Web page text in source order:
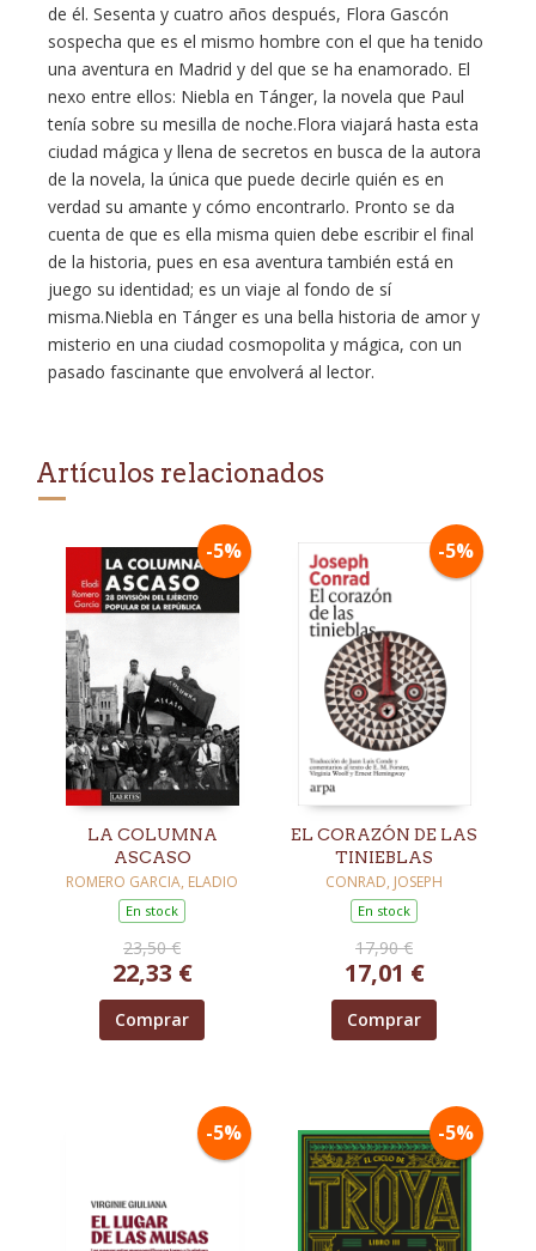
de él. Sesenta y cuatro años después, Flora Gascón
sospecha que es el mismo hombre con el que ha tenido
una aventura en Madrid y del que se ha enamorado. El
nexo entre ellos: Niebla en Tánger, la novela que Paul
tenía sobre su mesilla de noche.Flora viajará hasta esta
ciudad mágica y llena de secretos en busca de la autora
de la novela, la única que puede decirle quién es en
verdad su amante y cómo encontrarlo. Pronto se da
cuenta de que es ella misma quien debe escribir el final
de la historia, pues en esa aventura también está en
juego su identidad; es un viaje al fondo de sí
misma.Niebla en Tánger es una bella historia de amor y
misterio en una ciudad cosmopolita y mágica, con un
pasado fascinante que envolverá al lector.
Artículos relacionados
-5%
LA COLUMNA
ASCASO
ROMERO GARCIA, ELADIO
En stock
23,50 €
22,33 €
Comprar
-5%
EL CORAZÓN DE LAS
TINIEBLAS
CONRAD, JOSEPH
En stock
17,90 €
17,01 €
Comprar
-5% -5%